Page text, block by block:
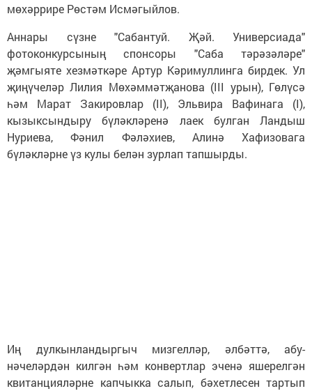
мөхәррире Рөстәм Исмәгыйлов.
Аннары сүзне "Сабантуй. Җәй. Универсиада"
фотоконкурсының спонсоры "Саба тәрәзәләре"
җәмгыяте хезмәткәре Артур Кәримуллинга бирдек. Ул
җиңүчеләр Лилия Мөхәммәтҗанова (III урын), Гөлүсә
һәм Марат Закировлар (II), Эльвира Вафинага (I),
кызыксындыру бүләкләренә лаек булган Ландыш
Нуриева, Фәнил Фәләхиев, Алинә Хафизовага
бүләкләрне үз кулы белән зурлап тапшырды.
Иң дулкынландыргыч миз­гелләр, әлбәттә, абу­
нәчеләрдән килгән һәм конвертлар эченә яшерелгән
квитанцияләрне капчыкка салып, бәхетлесен тартып